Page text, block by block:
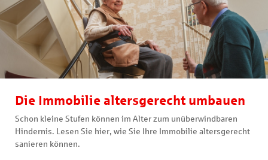
Die Immobilie altersgerecht umbauen
Schon kleine Stufen können im Alter zum unüberwindbaren
Hindernis. Lesen Sie hier, wie Sie Ihre Immobilie altersgerecht
sanieren können.